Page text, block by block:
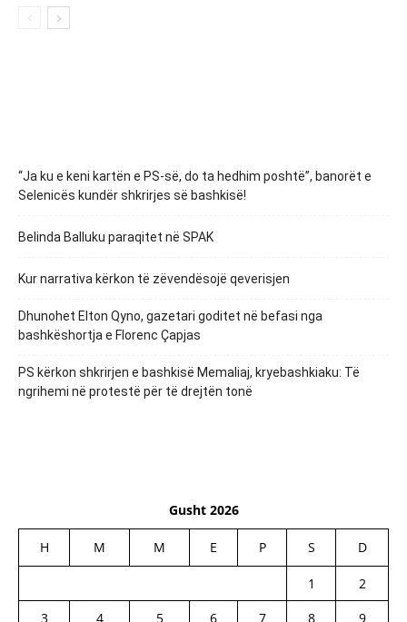
“Ja ku e keni kartën e PS-së, do ta hedhim poshtë”, banorët e
Selenicës kundër shkrirjes së bashkisë!
Belinda Balluku paraqitet në SPAK
Kur narrativa kërkon të zëvendësojë qeverisjen
Dhunohet Elton Qyno, gazetari goditet në befasi nga
bashkëshortja e Florenc Çapjas
PS kërkon shkrirjen e bashkisë Memaliaj, kryebashkiaku: Të
ngrihemi në protestë për të drejtën tonë
Gusht 2026
H M M E P S D
1
2
3
4 5 6 7 8
9